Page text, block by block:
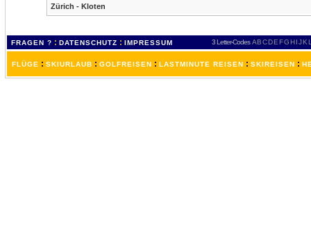
Zürich - Kloten
FRAGEN ? : DATENSCHUTZ : IMPRESSUM 3 Letter-Codes ABCDEFGH IJKL
FLÜGE : SKIURLAUB : GOLFREISEN : LASTMINUTE REISEN : SKIREISEN :